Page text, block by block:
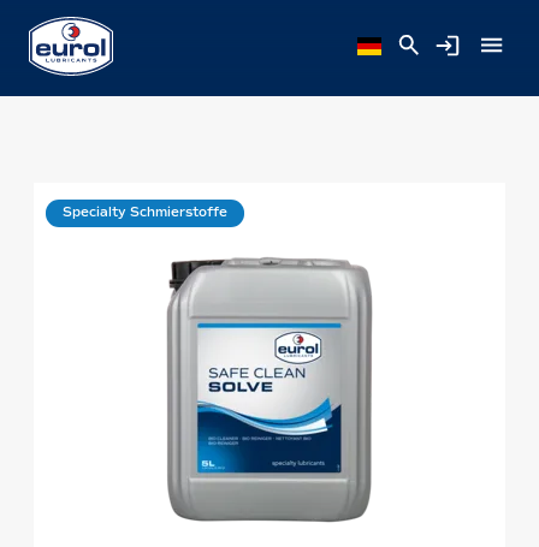
Specialty Schmierstoffe